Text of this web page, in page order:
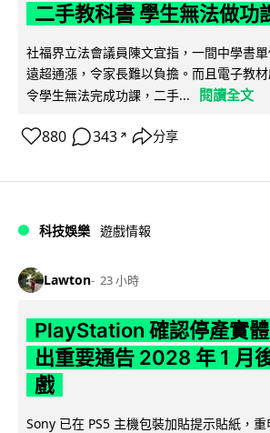
二手教科書 學生無法做功
社福界立法會議員陳文宜指，一間中學書
遠超通漲，令家長難以負擔。而且電子教
令學生無法完成功課，二手...
閱讀全文
880 343 ↗ 分享
科技娛樂 遊戲情報
Lawton 23 小時
PlayStation 確認停產實
出重要通告 2028 年 1 月
戲
Sony 已在 PS5 主機包裝加貼提示貼紙，